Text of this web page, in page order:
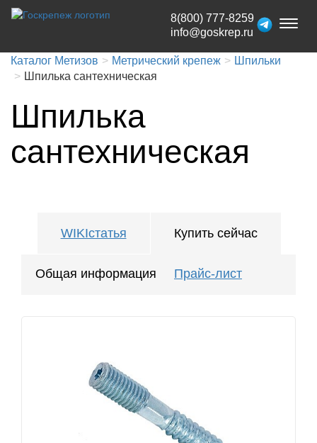
Toggle
8(800) 777-8259
info@goskrep.ru
Каталог Метизов Метрический крепеж
Шпильки
Шпилька сантехническая
Шпилька
сантехническая
WIKIстатья Купить сейчас
Общая информация Прайс-лист